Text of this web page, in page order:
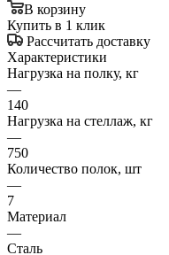
В корзину
Купить в 1 клик
Рассчитать доставку
Характеристики
Нагрузка на полку, кг
—
140
Нагрузка на стеллаж, кг
—
750
Количество полок, шт
—
7
Материал
—
Сталь